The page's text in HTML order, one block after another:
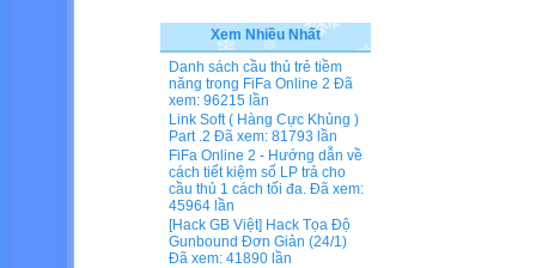
Xem Nhiều Nhất
Danh sách cầu thủ trẻ tiềm
năng trong FiFa Online 2 Đã
xem: 96215 lần
Link Soft ( Hàng Cực Khủng )
Part .2 Đã xem: 81793 lần
FiFa Online 2 - Hướng dẫn về
cách tiết kiệm số LP trả cho
cầu thủ 1 cách tối đa. Đã xem:
45964 lần
[Hack GB Việt] Hack Tọa Độ
Gunbound Đơn Giản (24/1)
Đã xem: 41890 lần